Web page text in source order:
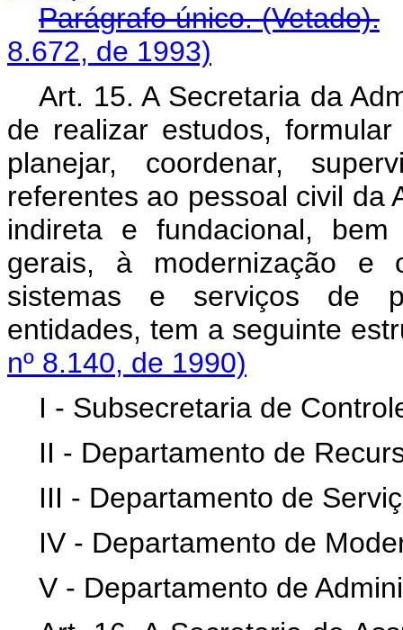
Parágrafo único. (Vetado).
8.672, de 1993)
Art. 15. A Secretaria da
de realizar estudos,
planejar, coordenar,
referentes ao pessoal civil da
indireta e fundacional,
gerais, à modernização e
sistemas e serviços de
entidades, tem a
nº 8.140, de 1990)
I - Subsecretaria de
II - Departamento de
III - Departamento de
IV - Departamento de
V - Departamento de